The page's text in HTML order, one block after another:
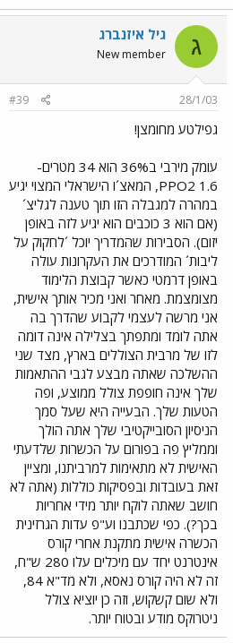
ג גיל איזנברג
New member
28/1/03
#39
גפילטע מחומצן!
עומק מירבי ב36% הוא 34 מטרים-
PPO2 1.6, המאצ´ו הישראלי המצוי יגיע
במהרה למגבלה הזו תוך טענה לגליצ´
(אם הוא 3 כוכבים הוא יגיע לזה באופן
יזום). הסבירות שהמדריך יוכל ´לחקוק על
ליבות´ המודרכים את העקרונות עולה
באופן דרמטי כאשר קבוצת הלימוד
מצומצמת. מאחר ואני מכיר אותך אישית,
אני מרשה לעצמי לקבוע שהדרך בה
אתה לומד ומתפתך בצלילה אינה דומה
לזו של מרבית הצוללים בארץ, מצד שני
ההשלכה שאתה מבצע לגבי ההתאמות
שלך אינה חופפת צולל ממוצע, ופה
הטעות שלך. הבעייה היא שעל סמך
הניסיון הסובייקטיבי שלך אתה הולך
וממליץ פה בפורום על הכשרות שלדעתי
האישית לא מתאימות למרביתנו, ומציין
זאת בעובדות ובפסיקות כוללות (אתה לא
חושב שאתה לוקח יותר מידי אחריות
בכך?). כפי שכתבנו וע"פ עדות הגרזינית
הכשרה אישית מתקנת אחרי קורס
אינטרנט יחד עם מיכלים עלו 280 ש"ח,
זה לא היה קורס נאסא, ולא מד"א 84,
ולא שום קשקוש, וזה כן יוציא צולל
ניטרוקס מודע ובטוח יותר.